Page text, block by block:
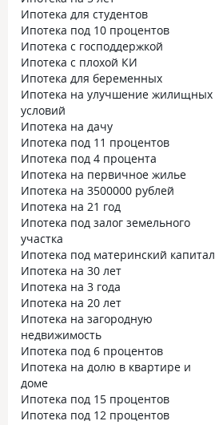
Ипотека для студентов
Ипотека под 10 процентов
Ипотека с господдержкой
Ипотека с плохой КИ
Ипотека для беременных
Ипотека на улучшение жилищных
условий
Ипотека на дачу
Ипотека под 11 процентов
Ипотека под 4 процента
Ипотека на первичное жилье
Ипотека на 3500000 рублей
Ипотека на 21 год
Ипотека под залог земельного
участка
Ипотека под материнский капитал
Ипотека на 30 лет
Ипотека на 3 года
Ипотека на 20 лет
Ипотека на загородную
недвижимость
Ипотека под 6 процентов
Ипотека на долю в квартире и
доме
Ипотека под 15 процентов
Ипотека под 12 процентов